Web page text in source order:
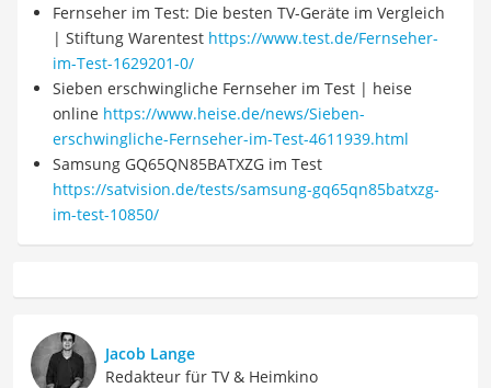
Fernseher im Test: Die besten TV-Geräte im Vergleich
| Stiftung Warentest https://www.test.de/Fernseher-
im-Test-1629201-0/
Sieben erschwingliche Fernseher im Test | heise
online https://www.heise.de/news/Sieben-
erschwingliche-Fernseher-im-Test-4611939.html
Samsung GQ65QN85BATXZG im Test
https://satvision.de/tests/samsung-gq65qn85batxzg-
im-test-10850/
Jacob Lange
Redakteur für TV & Heimkino